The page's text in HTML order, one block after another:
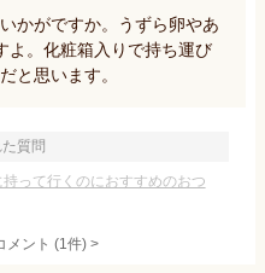
かがですか。うずら卵やあ
よ。化粧箱入りで持ち運び
と思います。
質問
って行くのにおすすめのおつ
メント (1件) >